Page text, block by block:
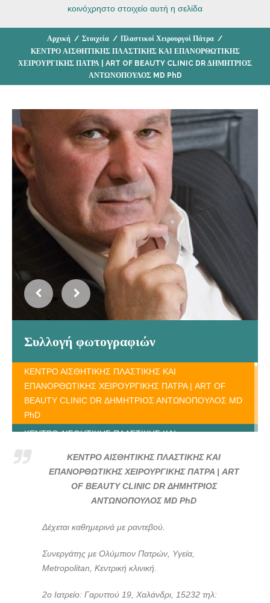
κοινόχρηστο στοιχείο αυτή η σελίδα
Αρχική / Στοιχεία / Πλαστικοί Χειρουργοί Πάτρα /
ΚΕΝΤΡΟ ΑΙΣΘΗΤΙΚΗΣ ΠΛΑΣΤΙΚΗΣ ΚΑΙ ΕΠΑΝΟΡΘΩΤΙΚΗΣ
ΧΕΙΡΟΥΡΓΙΚΗΣ ΠΑΤΡΑ | ART OF BEAUTY CLINIC DR ΔΗΜΗΤΡΙΟΣ
ΑΝΤΩΝΟΠΟΥΛΟΣ MD PhD
Συλλογή φωτογραφιών
ΚΕΝΤΡΟ ΑΙΣΘΗΤΙΚΗΣ ΠΛΑΣΤΙΚΗΣ ΚΑΙ
ΕΠΑΝΟΡΘΩΤΙΚΗΣ ΧΕΙΡΟΥΡΓΙΚΗΣ ΠΑΤΡΑ | ART OF
BEAUTY CLINIC DR ΔΗΜΗΤΡΙΟΣ ΑΝΤΩΝΟΠΟΥΛΟΣ MD
PhD
ΚΕΝΤΡΟ ΑΙΣΘΗΤΙΚΗΣ ΠΛΑΣΤΙΚΗΣ ΚΑΙ
ΕΠΑΝΟΡΘΩΤΙΚΗΣ ΧΕΙΡΟΥΡΓΙΚΗΣ ΠΑΤΡΑ | ART OF
BEAUTY CLINIC DR ΔΗΜΗΤΡΙΟΣ ΑΝΤΩΝΟΠΟΥΛΟΣ MD
PhD- doctors4u.gr
ΚΕΝΤΡΟ ΑΙΣΘΗΤΙΚΗΣ ΠΛΑΣΤΙΚΗΣ ΚΑΙ
BEAUTY CLINIC DR ΔΗΜΗΤΡΙΟΣ ΑΝΤΩΝΟΠΟΥΛΟΣ MD
ΚΕΝΤΡΟ ΑΙΣΘΗΤΙΚΗΣ ΠΛΑΣΤΙΚΗΣ ΚΑΙ
ΕΠΑΝΟΡΘΩΤΙΚΗΣ ΧΕΙΡΟΥΡΓΙΚΗΣ ΠΑΤΡΑ | ART OF
PhD- doctors4u.gr
ΚΕΝΤΡΟ ΑΙΣΘΗΤΙΚΗΣ ΠΛΑΣΤΙΚΗΣ ΚΑΙ
ΕΠΑΝΟΡΘΩΤΙΚΗΣ ΧΕΙΡΟΥΡΓΙΚΗΣ ΠΑΤΡΑ | ART
OF BEAUTY CLINIC DR ΔΗΜΗΤΡΙΟΣ
ΑΝΤΩΝΟΠΟΥΛΟΣ MD PhD
Δέχεται καθημερινά με ραντεβού.
Συνεργάτης με Ολύμπιον Πατρών, Υγεία,
Metropolitan, Κεντρική κλινική.
2ο Ιατρείο: Γαρυττού 19, Χαλάνδρι, 15232 τηλ: